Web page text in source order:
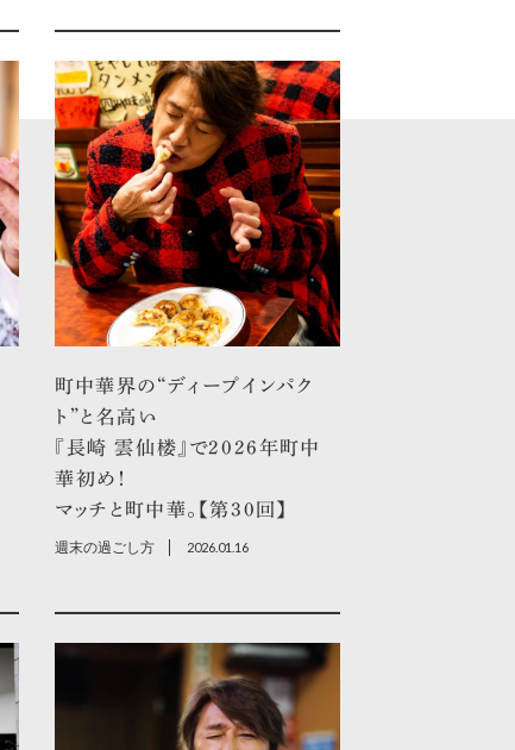
町中華界の“ディープインパク
ト”と名高い
『長崎 雲仙楼』で2026年町中
華初め！
マッチと町中華。【第30回】
週末の過ごし方 2026.01.16